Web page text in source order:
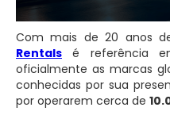
Com mais de 20 anos
Rentals é referência
oficialmente as marcas
conhecidas por sua
por operarem cerca de